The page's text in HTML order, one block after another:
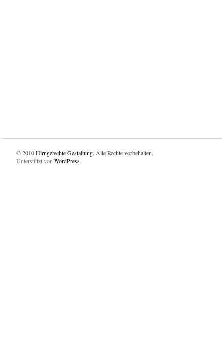
© 2010Hirngerechte Gestaltung. Alle Rechte vorbehalten.
Unterstützt von WordPress.